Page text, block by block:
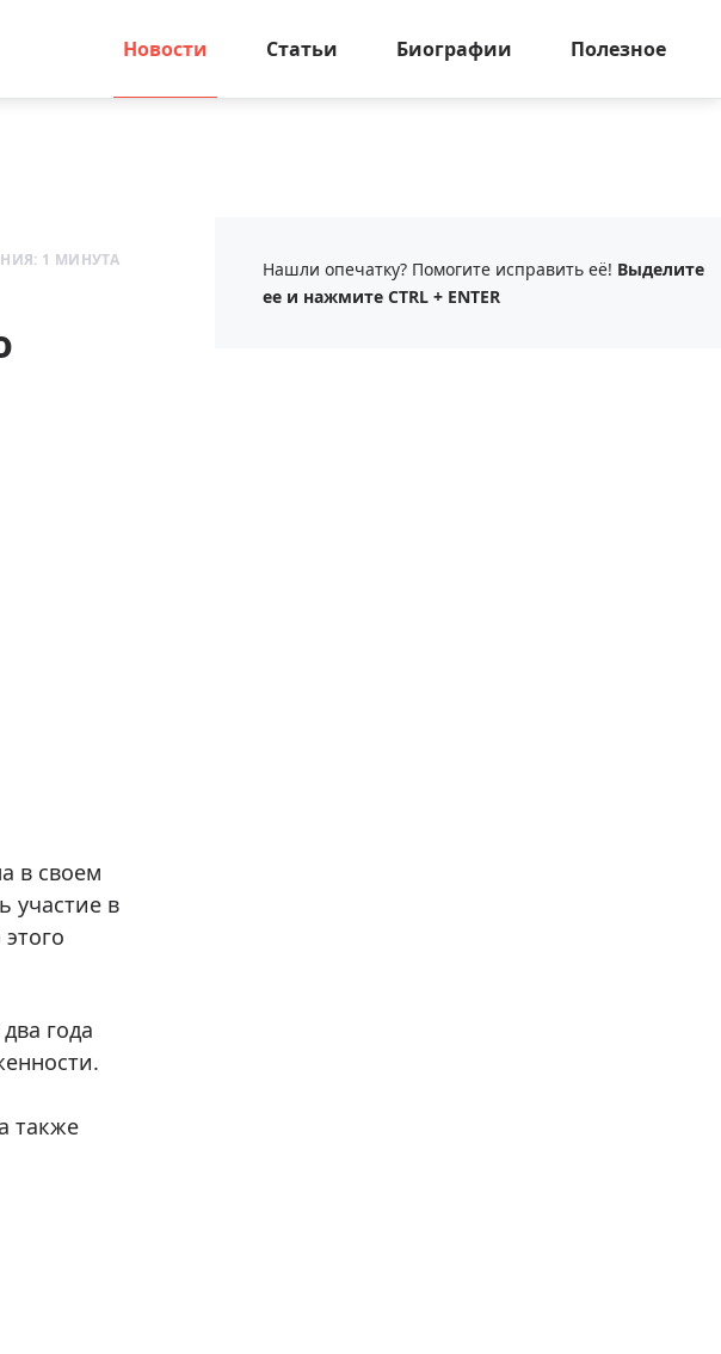
Новости Статьи Биографии Полезное
1 МИНУТА
в своем
участие в
года
также
Нашли опечатку? Помогите исправить её! Выделите
ее и нажмите CTRL + ENTER